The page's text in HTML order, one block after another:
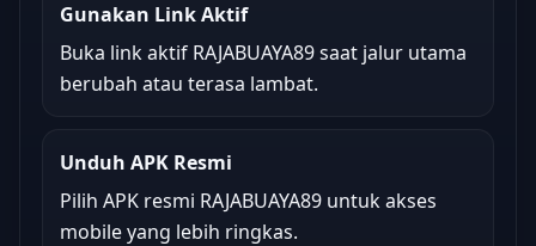
Gunakan Link Aktif
Buka link aktif RAJABUAYA89 saat jalur utama
berubah atau terasa lambat.
Unduh APK Resmi
Pilih APK resmi RAJABUAYA89 untuk akses
mobile yang lebih ringkas.